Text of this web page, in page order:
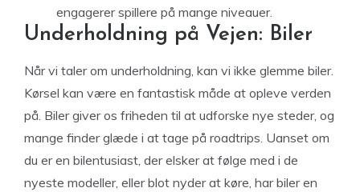
engagerer spillere på mange niveauer.
Underholdning på Vejen: Biler
Når vi taler om underholdning, kan vi ikke glemme biler.
Kørsel kan være en fantastisk måde at opleve verden
på. Biler giver os friheden til at udforske nye steder, og
mange finder glæde i at tage på roadtrips. Uanset om
du er en bilentusiast, der elsker at følge med i de
nyeste modeller, eller blot nyder at køre, har biler en